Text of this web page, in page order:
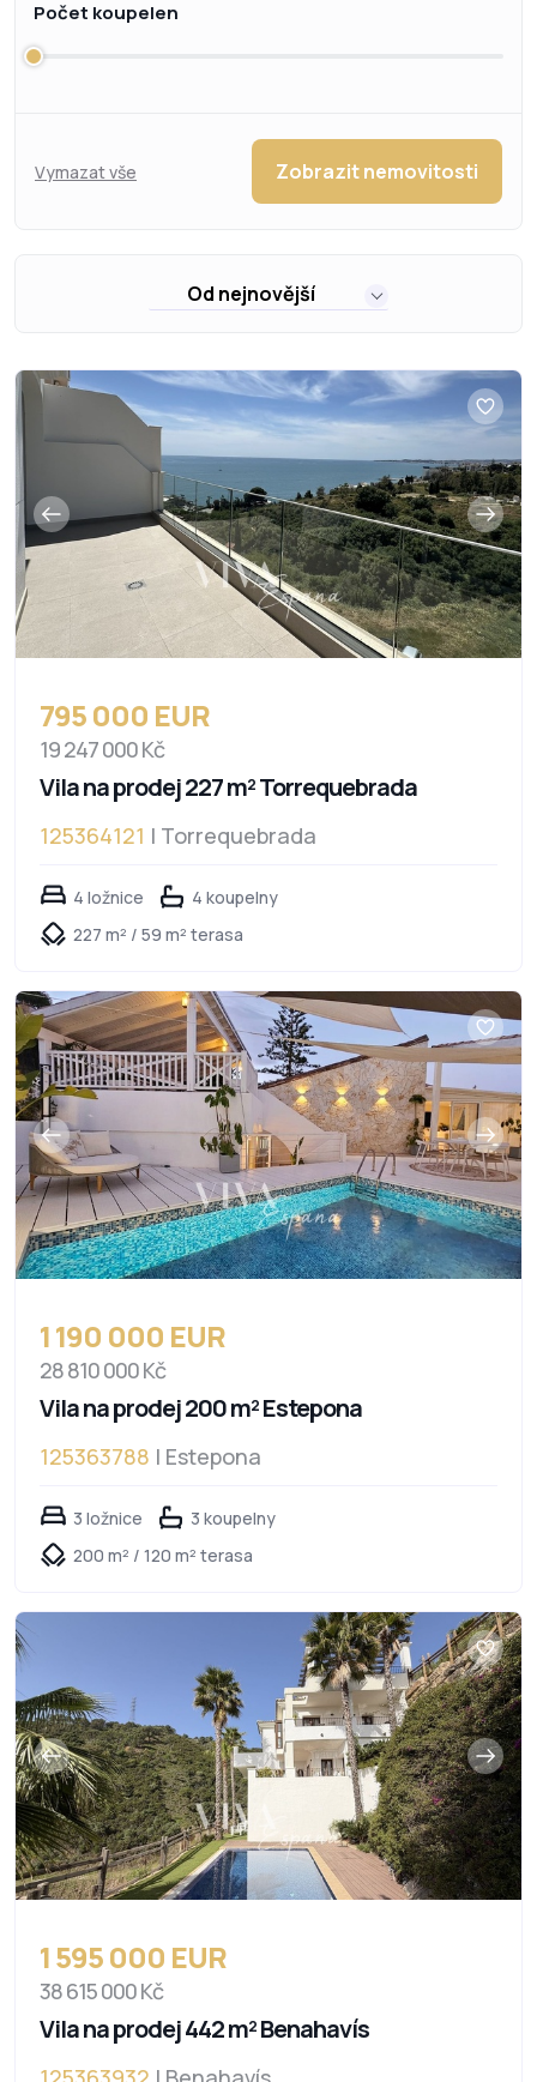
Počet koupelen
Vymazat vše Zobrazit nemovitosti
Od nejnovější
795 000 EUR
19 247 000 Kč
Vila na prodej 227 m² Torrequebrada
125364121 | Torrequebrada
4 ložnice
4 koupelny
227 m² / 59 m² terasa
1 190 000 EUR
28 810 000 Kč
Vila na prodej 200 m² Estepona
125363788 | Estepona
3 ložnice
3 koupelny
200 m² / 120 m² terasa
1 595 000 EUR
38 615 000 Kč
Vila na prodej 442 m² Benahavís